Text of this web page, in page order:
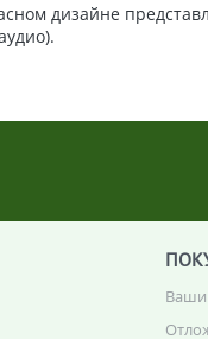
дизайне
Ваши